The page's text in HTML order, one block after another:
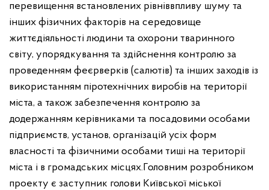
перевищення встановлених рівніввпливу шуму та
інших фізичних факторів на середовище
життєдіяльності людини та охорони тваринного
світу, упорядкування та здійснення контролю за
проведенням феєрверків (салютів) та інших заходів із
використанням піротехнічних виробів на території
міста, а також забезпечення контролю за
додержанням керівниками та посадовими особами
підприємств, установ, організацій усіх форм
власності та фізичними особами тиші на території
міста і в громадських місцях.Головним розробником
проекту є заступник голови Київської міської